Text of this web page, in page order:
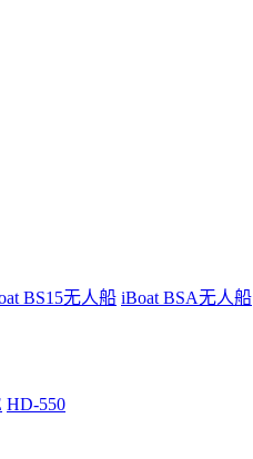
BS15无人船 iBoat BSA无人船
HD-550